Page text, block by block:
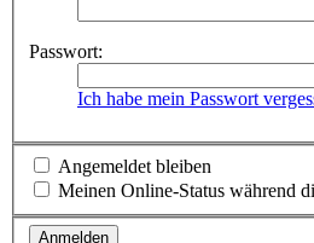
Passwort:
Ich habe mein Passwort
Angemeldet bleiben
Meinen Online-Status während